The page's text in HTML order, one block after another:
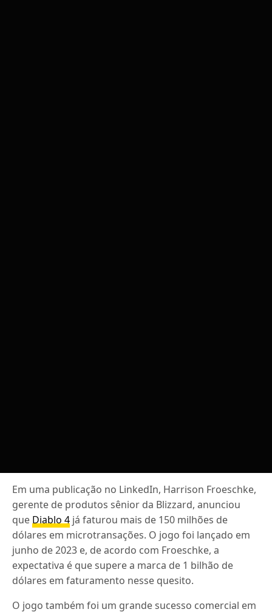
Em uma publicação no LinkedIn, Harrison Froeschke,
gerente de produtos sênior da Blizzard, anunciou
que Diablo 4 já faturou mais de 150 milhões de
dólares em microtransações. O jogo foi lançado em
junho de 2023 e, de acordo com Froeschke, a
expectativa é que supere a marca de 1 bilhão de
dólares em faturamento nesse quesito.
O jogo também foi um grande sucesso comercial em